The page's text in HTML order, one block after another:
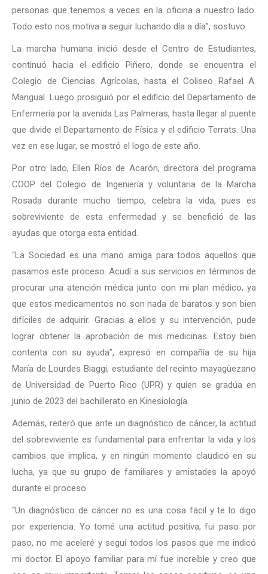
personas que tenemos a veces en la oficina a nuestro lado.
Todo esto nos motiva a seguir luchando día a día”, sostuvo.
La marcha humana inició desde el Centro de Estudiantes,
continuó hacia el edificio Piñero, donde se encuentra el
Colegio de Ciencias Agrícolas, hasta el Coliseo Rafael A.
Mangual. Luego prosiguió por el edificio del Departamento de
Enfermería por la avenida Las Palmeras, hasta llegar al puente
que divide el Departamento de Física y el edificio Terrats. Una
vez en ese lugar, se mostró el logo de este año.
Por otro lado, Ellen Ríos de Acarón, directora del programa
COOP del Colegio de Ingeniería y voluntaria de la Marcha
Rosada durante mucho tiempo, celebra la vida, pues es
sobreviviente de esta enfermedad y se benefició de las
ayudas que otorga esta entidad.
“La Sociedad es una mano amiga para todos aquellos que
pasamos este proceso. Acudí a sus servicios en términos de
procurar una atención médica junto con mi plan médico, ya
que estos medicamentos no son nada de baratos y son bien
difíciles de adquirir. Gracias a ellos y su intervención, pude
lograr obtener la aprobación de mis medicinas. Estoy bien
contenta con su ayuda”, expresó en compañía de su hija
María de Lourdes Biaggi, estudiante del recinto mayagüezano
de Universidad de Puerto Rico (UPR) y quien se gradúa en
junio de 2023 del bachillerato en Kinesiología.
Además, reiteró que ante un diagnóstico de cáncer, la actitud
del sobreviviente es fundamental para enfrentar la vida y los
cambios que implica, y en ningún momento claudicó en su
lucha, ya que su grupo de familiares y amistades la apoyó
durante el proceso.
“Un diagnóstico de cáncer no es una cosa fácil y te lo digo
por experiencia. Yo tomé una actitud positiva, fui paso por
paso, no me aceleré y seguí todos los pasos que me indicó
mi doctor. El apoyo familiar para mí fue increíble y creo que